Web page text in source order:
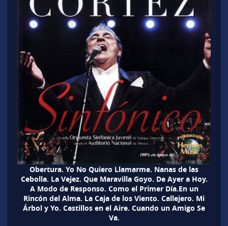
Obertura. Yo No Quiero Llamarme. Nanas de las
Cebolla. La Vejez. Que Maravilla Goyo. De Ayer a Hoy.
A Modo de Responso. Como el Primer Día.En un
Rincón del Alma. La Caja de los Viento. Callejero. Mi
Árbol y Yo. Castillos en el Aire. Cuando un Amigo Se
Va.